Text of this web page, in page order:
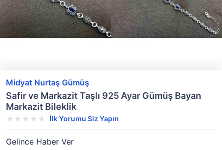
Midyat Nurtaş Gümüş
Safir ve Markazit Taşlı 925 Ayar Gümüş Bayan
Markazit Bileklik
İlk Yorumu Siz Yapın
Gelince Haber Ver